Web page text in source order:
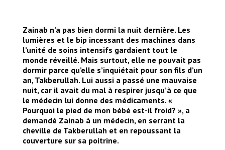
Nous recrutons : Logisticien ou logisticienne
technique
Saddiqulah, 10, in the paediatric department of
the MSF supported Boost hospital in Lashkar Gah,
Helmand province. Saddiqulah has measles which
has led him to develop pneumonia and severe
sepsis.
© Tom Casey/MSF
Zainab n’a pas bien dormi la nuit dernière. Les
lumières et le bip incessant des machines dans
l’unité de soins intensifs gardaient tout le
monde réveillé. Mais surtout, elle ne pouvait pas
dormir parce qu’elle s’inquiétait pour son fils d’un
an, Takberullah. Lui aussi a passé une mauvaise
nuit, car il avait du mal à respirer jusqu’à ce que
le médecin lui donne des médicaments. «
Pourquoi le pied de mon bébé est-il froid? », a
demandé Zainab à un médecin, en serrant la
cheville de Takberullah et en repoussant la
couverture sur sa poitrine.